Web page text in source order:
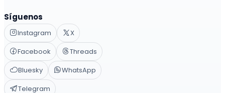
Síguenos
Instagram
X
Facebook
Threads
Bluesky
WhatsApp
Telegram